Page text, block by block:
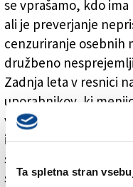
Ta spletna stran
se vprašamo, kdo
ali je preverjanje
cenzuriranje osebnih
družbeno
Zadnja leta v resnici
uporabnikov, ki
vsebine cenzurirane
izražanja. A še slabše
svoja mnenja, ker
sprejeta in se bojijo